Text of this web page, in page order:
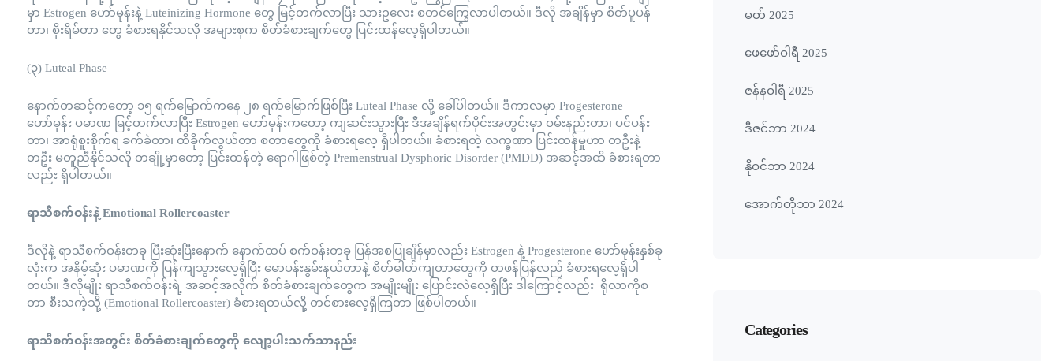
မှာ Estrogen ဟော်မုန်းနဲ့ Luteinizing Hormone တွေ မြင့်တက်လာပြီး သားဥလေး စတင်ကြွေလာပါတယ်။ ဒီလို အချိန်မှာ စိတ်ပူပန်
တာ၊ စိုးရိမ်တာ တွေ ခံစားရနိုင်သလို အများစုက စိတ်ခံစားချက်တွေ ပြင်းထန်လေ့ရှိပါတယ်။
(၃) Luteal Phase
နောက်တဆင့်ကတော့ ၁၅ ရက်မြောက်ကနေ ၂၈ ရက်မြောက်ဖြစ်ပြီး Luteal Phase လို့ ခေါ်ပါတယ်။ ဒီကာလမှာ Progesterone
ဟော်မုန်း ပမာဏ မြင့်တက်လာပြီး Estrogen ဟော်မုန်းကတော့ ကျဆင်းသွားပြီး ဒီအချိန်ရက်ပိုင်းအတွင်းမှာ ဝမ်းနည်းတာ၊ ပင်ပန်း
တာ၊ အာရုံစူးစိုက်ရ ခက်ခဲတာ၊ ထိခိုက်လွယ်တာ စတာတွေကို ခံစားရလေ့ ရှိပါတယ်။ ခံစားရတဲ့ လက္ခဏာ ပြင်းထန်မှုဟာ တဦးနဲ့
တဦး မတူညီနိုင်သလို တချို့မှာတော့ ပြင်းထန်တဲ့ ရောဂါဖြစ်တဲ့ Premenstrual Dysphoric Disorder (PMDD) အဆင့်အထိ ခံစားရတာ
လည်း ရှိပါတယ်။
ရာသီစက်ဝန်းနဲ့ Emotional Rollercoaster
ဒီလိုနဲ့ ရာသီစက်ဝန်းတခု ပြီးဆုံးပြီးနောက် နောက်ထပ် စက်ဝန်းတခု ပြန်အစပြုချိန်မှာလည်း Estrogen နဲ့ Progesterone ဟော်မုန်းနှစ်ခု
လုံးက အနိမ့်ဆုံး ပမာဏကို ပြန်ကျသွားလေ့ရှိပြီး မောပန်းနွမ်းနယ်တာနဲ့ စိတ်ဓါတ်ကျတာတွေကို တဖန်ပြန်လည် ခံစားရလေ့ရှိပါ
တယ်။ ဒီလိုမျိုး ရာသီစက်ဝန်းရဲ့ အဆင့်အလိုက် စိတ်ခံစားချက်တွေက အမျိုးမျိုး ပြောင်းလဲလေ့ရှိပြီး ဒါကြောင့်လည်း ရိုလာကိုစ
တာ စီးသကဲ့သို့ (Emotional Rollercoaster) ခံစားရတယ်လို့ တင်စားလေ့ရှိကြတာ ဖြစ်ပါတယ်။
ရာသီစက်ဝန်းအတွင်း စိတ်ခံစားချက်တွေကို လျော့ပါးသက်သာနည်း
မတ် 2025
ဖေ‌ဖော်ဝါရီ 2025
ဇန်နဝါရီ 2025
ဒီဇင်ဘာ 2024
နိုဝင်ဘာ 2024
အောက်တိုဘာ 2024
Categories